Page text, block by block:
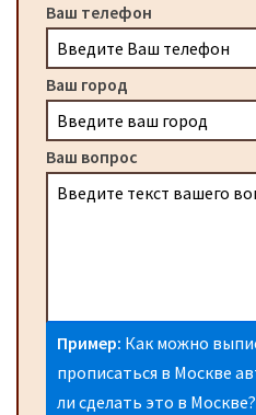
Ваш телефон
Ваш город
Ваш вопрос
Пример: Как можно
прописаться в Москве
ли сделать это в Москве?